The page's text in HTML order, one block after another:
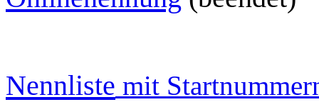
Nennliste mit